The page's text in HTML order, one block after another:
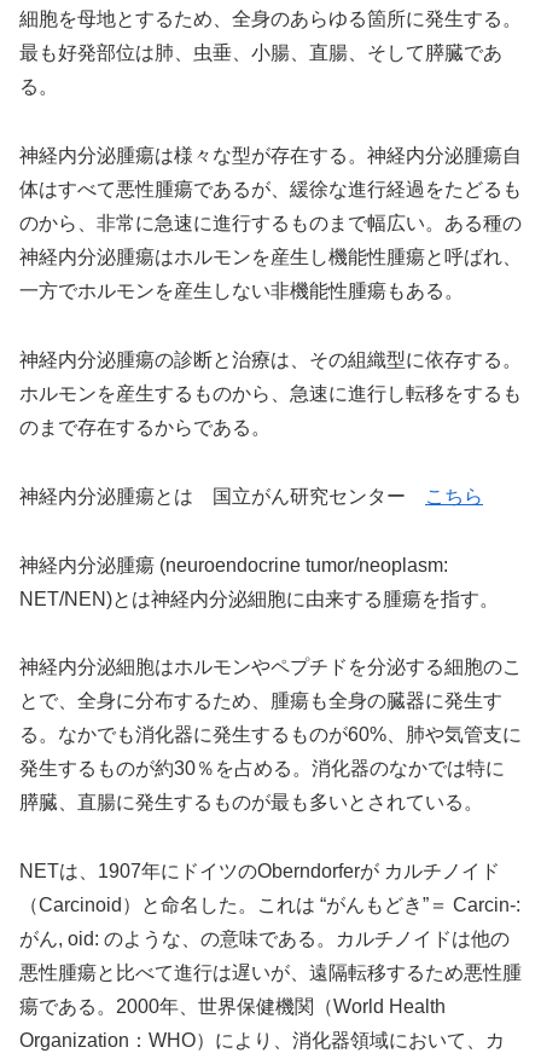
細胞を母地とするため、全身のあらゆる箇所に発生する。
最も好発部位は肺、虫垂、小腸、直腸、そして膵臓であ
る。
神経内分泌腫瘍は様々な型が存在する。神経内分泌腫瘍自
体はすべて悪性腫瘍であるが、緩徐な進行経過をたどるも
のから、非常に急速に進行するものまで幅広い。ある種の
神経内分泌腫瘍はホルモンを産生し機能性腫瘍と呼ばれ、
一方でホルモンを産生しない非機能性腫瘍もある。
神経内分泌腫瘍の診断と治療は、その組織型に依存する。
ホルモンを産生するものから、急速に進行し転移をするも
のまで存在するからである。
神経内分泌腫瘍とは 国立がん研究センター こちら
神経内分泌腫瘍 (neuroendocrine tumor/neoplasm:
NET/NEN)とは神経内分泌細胞に由来する腫瘍を指す。
神経内分泌細胞はホルモンやペプチドを分泌する細胞のこ
とで、全身に分布するため、腫瘍も全身の臓器に発生す
る。なかでも消化器に発生するものが60%、肺や気管支に
発生するものが約30％を占める。消化器のなかでは特に
膵臓、直腸に発生するものが最も多いとされている。
NETは、1907年にドイツのOberndorferが カルチノイド
（Carcinoid）と命名した。これは “がんもどき”＝ Carcin-:
がん, oid: のような、の意味である。カルチノイドは他の
悪性腫瘍と比べて進行は遅いが、遠隔転移するため悪性腫
瘍である。2000年、世界保健機関（World Health
Organization：WHO）により、消化器領域において、カ